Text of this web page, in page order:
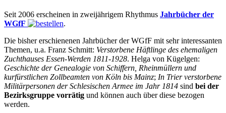
Seit 2006 erscheinen in zweijährigem Rhythmus Jahrbücher der
WGfF
.
Die bisher erschienenen Jahrbücher der WGfF mit sehr interessanten
Themen, u.a. Franz Schmitt: Verstorbene Häftlinge des ehemaligen
Zuchthauses Essen-Werden 1811-1928. Helga von Kügelgen:
Geschichte der Genealogie von Schiffern, Rheinmüllern und
kurfürstlichen Zollbeamten von Köln bis Mainz; In Trier verstorbene
Militärpersonen der Schlesischen Armee im Jahr 1814 sind bei der
Bezirksgruppe vorrätig und können auch über diese bezogen
werden.